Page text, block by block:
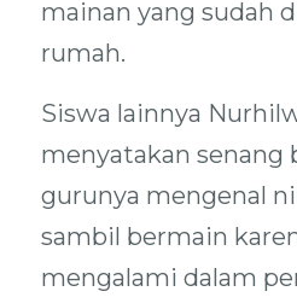
mainan yang sudah
rumah.
Siswa lainnya
menyatakan senang
gurunya mengenal
sambil bermain
mengalami dalam